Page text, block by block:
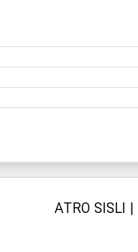
| ATRO SISLI